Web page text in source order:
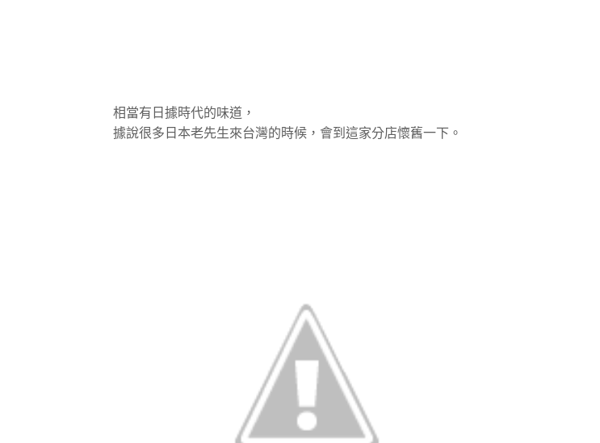
相當有日據時代的味道，
據說很多日本老先生來台灣的時候，會到這家分店懷舊一下。